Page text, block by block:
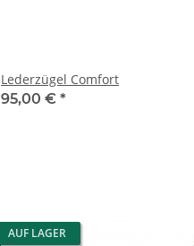
Lederzügel Comfort
95,00 € *
AUF LAGER